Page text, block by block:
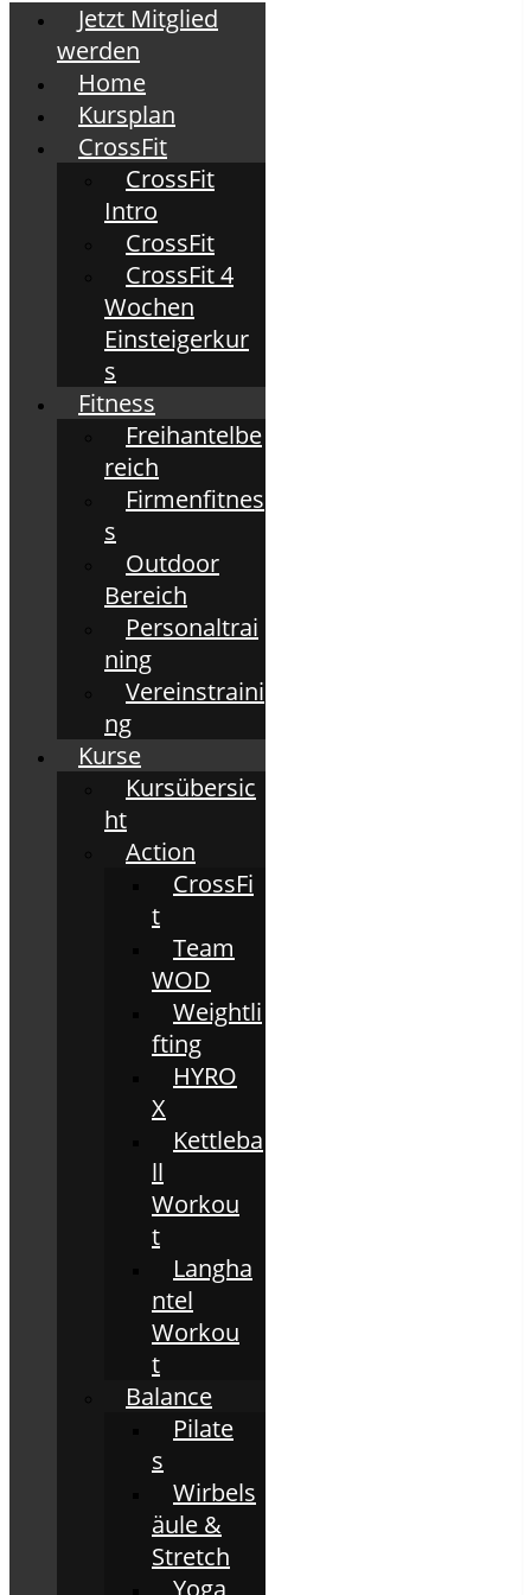
Jetzt Mitglied
werden
Home
Kursplan
CrossFit
CrossFit
Intro
CrossFit
CrossFit 4
Wochen
Einsteigerkur
s
Fitness
Freihantelbe
reich
Firmenfitnes
s
Outdoor
Bereich
Personaltrai
ning
Vereinstraini
ng
Kurse
Kursübersic
ht
Action
CrossFi
t
Team
WOD
Weightli
fting
HYRO
X
Kettleba
ll
Workou
t
Langha
ntel
Workou
t
Balance
Pilate
s
Wirbels
äule &
Stretch
Yoga